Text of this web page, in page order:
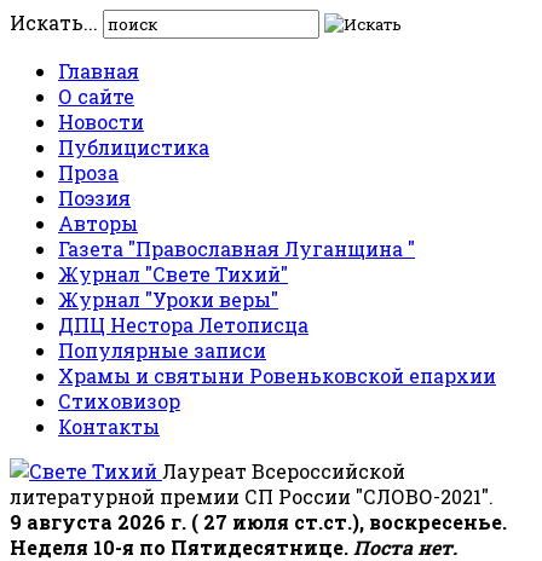
Искать...
Главная
О сайте
Новости
Публицистика
Проза
Поэзия
Авторы
Газета "Православная Луганщина "
Журнал "Свете Тихий"
Журнал "Уроки веры"
ДПЦ Нестора Летописца
Популярные записи
Храмы и святыни Ровеньковской епархии
Стиховизор
Контакты
Лауреат Всероссийской
литературной премии СП России "СЛОВО-2021".
9 августа 2026 г. ( 27 июля ст.ст.), воскресенье.
Неделя 10-я по Пятидесятнице. Поста нет.